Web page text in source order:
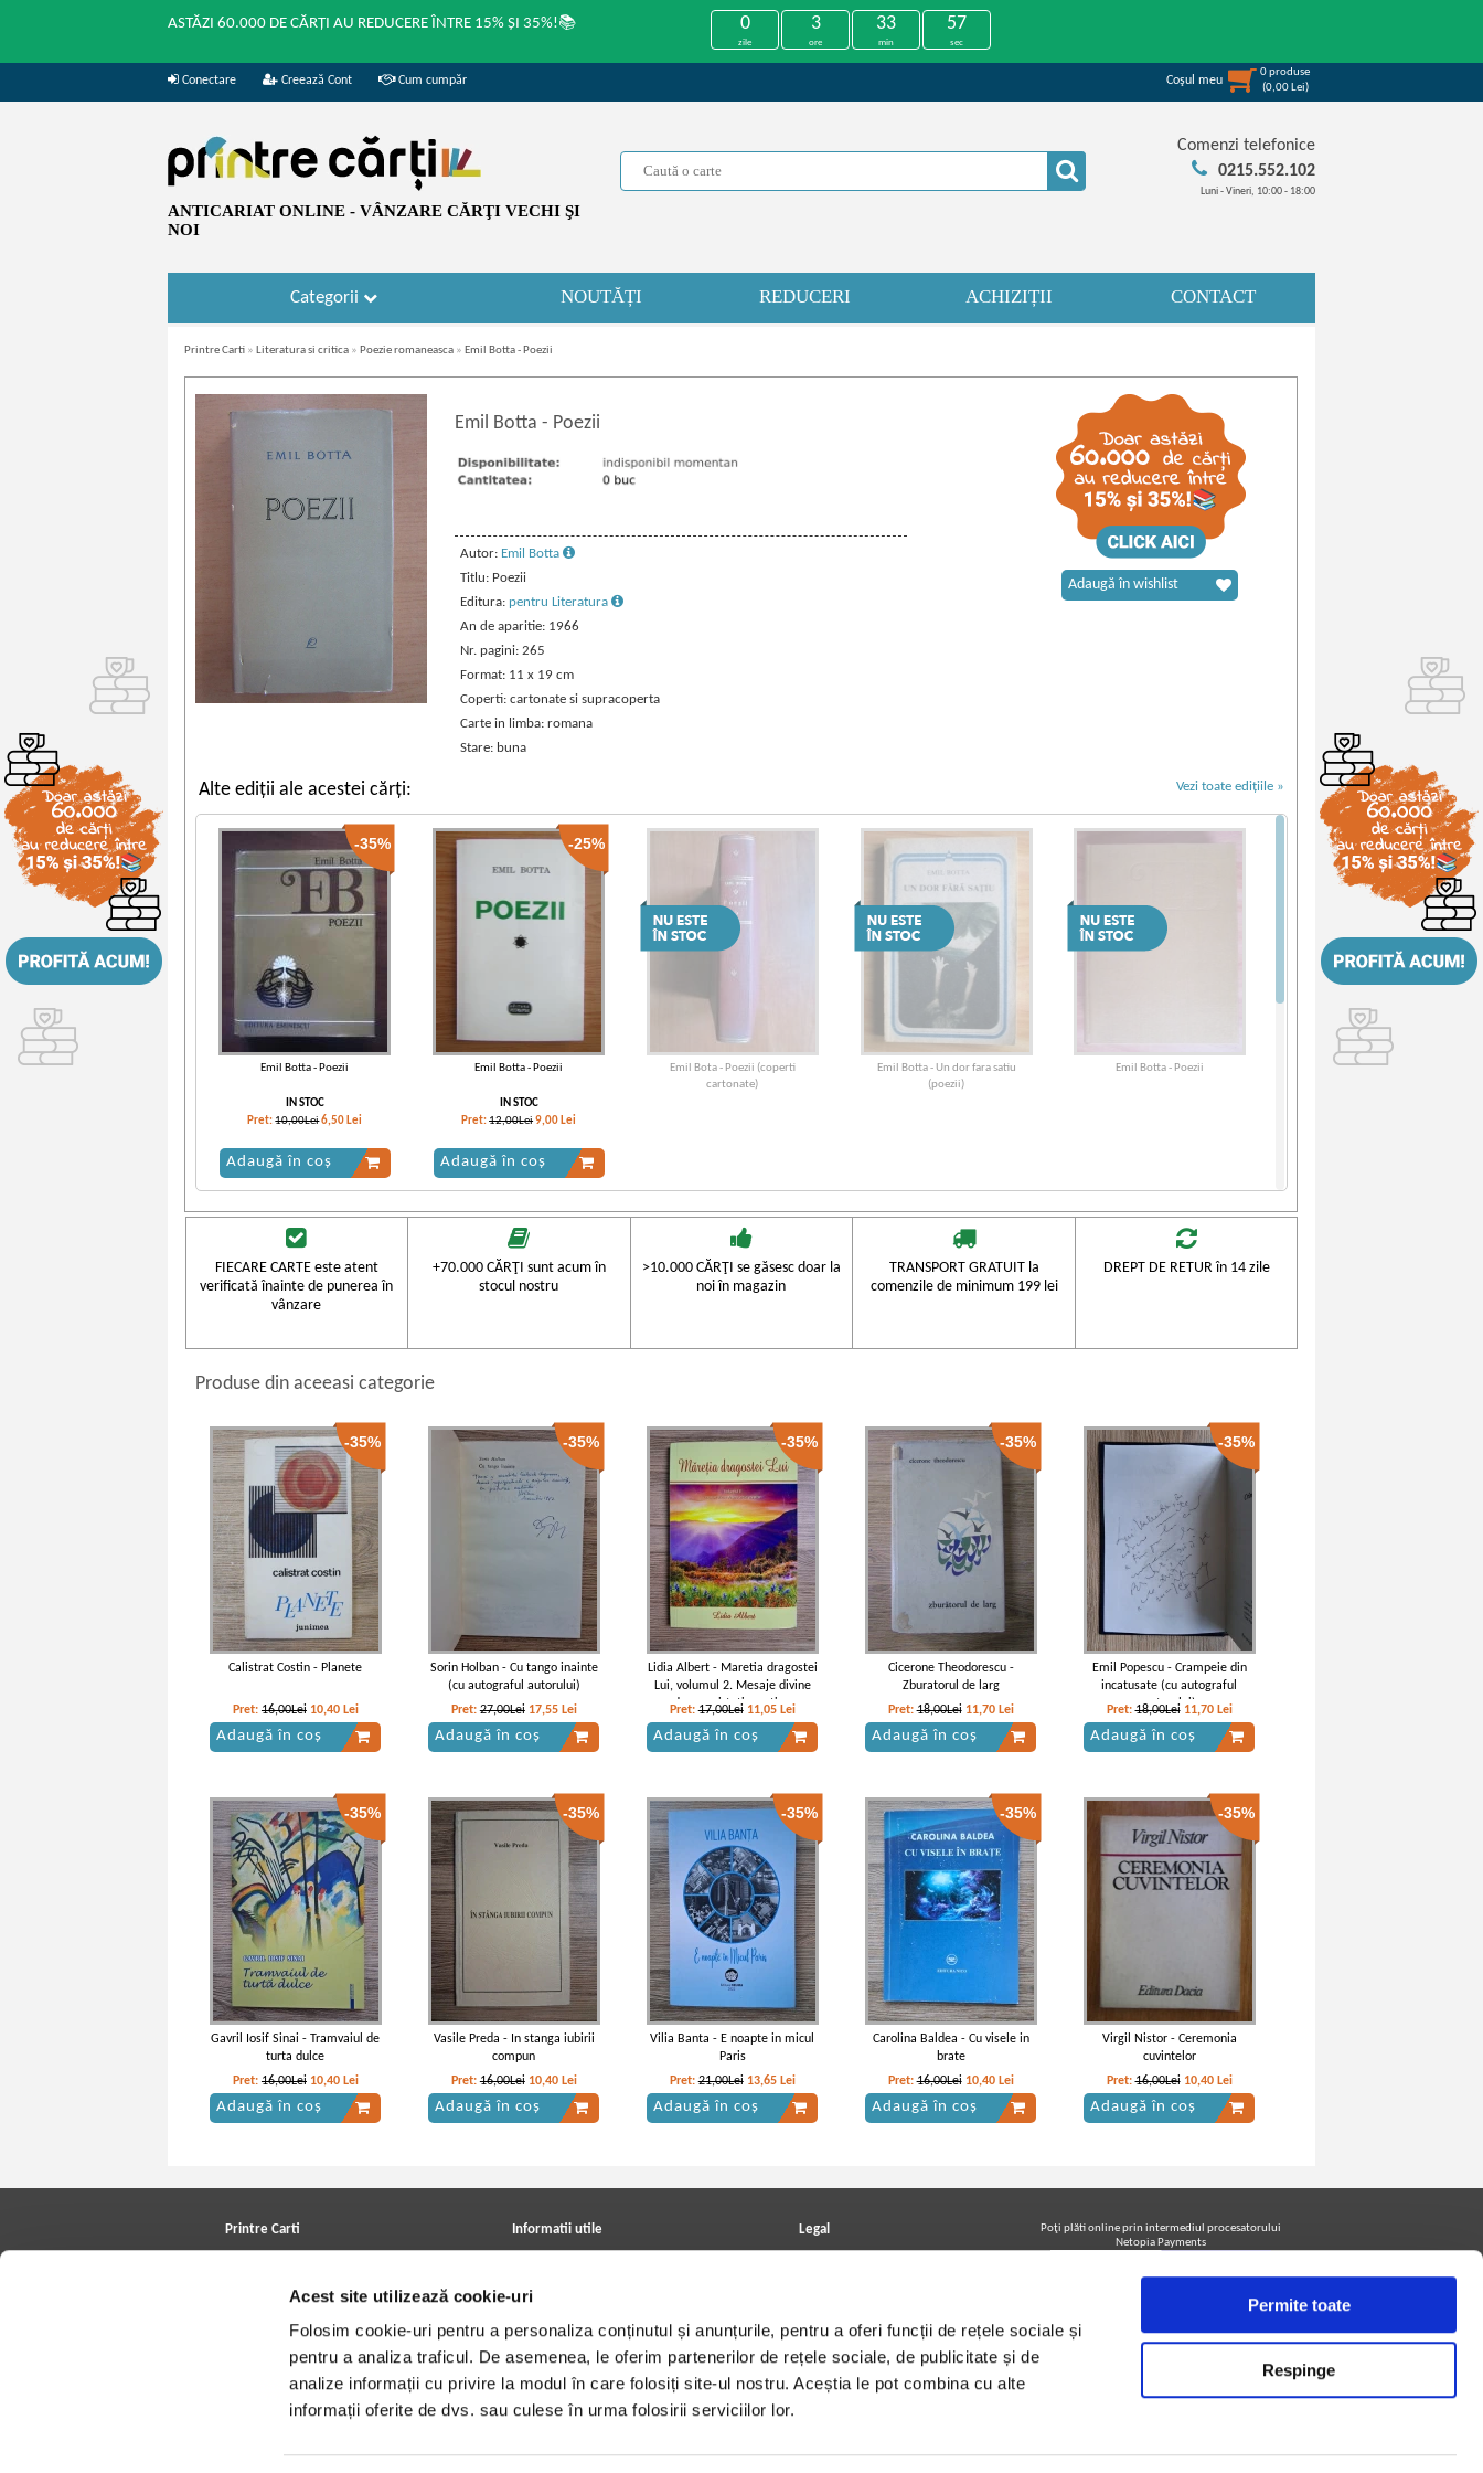
Acest site utilizează cookie-uri
Folosim cookie-uri pentru a personaliza conținutul și anunțurile, pentru a oferi funcții de rețele sociale și
pentru a analiza traficul. De asemenea, le oferim partenerilor de rețele sociale, de publicitate și de
analize informații cu privire la modul în care folosiți site-ul nostru. Aceștia le pot combina cu alte
informații oferite de dvs. sau culese în urma folosirii serviciilor lor.
Permite toate
Respinge
ASTĂZI 60.000 DE CĂRȚI AU REDUCERE ÎNTRE 15% ȘI 35%!📚 0
zile
3
ore
33
min
56
sec
Conectare Creează Cont Cum cumpăr Coşul meu
0produse
(0,00 Lei)
ANTICARIAT ONLINE - VÂNZARE CĂRŢI VECHI ŞI
NOI
Comenzi telefonice
0215.552.102
Luni - Vineri, 10:00 - 18:00
Categorii NOUTĂȚI REDUCERI ACHIZIȚII CONTACT
Printre Carti » Literatura si critica » Poezie romaneasca » Emil Botta - Poezii
Emil Botta - Poezii
Autor: Emil Botta
Titlu: Poezii
Editura: pentru Literatura
An de aparitie: 1966
Nr. pagini: 265
Format: 11 x 19 cm
Coperti: cartonate si supracoperta
Carte in limba: romana
Stare: buna
Adaugă în wishlist
Alte ediții ale acestei cărți: Vezi toate edițiile »
-35%
Emil Botta - Poezii
IN STOC
Pret:10,00Lei6,50 Lei
Adaugă în coș
-25%
Emil Botta - Poezii
IN STOC
Pret:12,00Lei9,00 Lei
Adaugă în coș
Emil Bota - Poezii (coperti
cartonate)
Emil Botta - Un dor fara satiu
(poezii)
Emil Botta - Poezii
Emil Botta - Poezii
FIECARE CARTE este atent
verificată înainte de punerea în
vânzare
+70.000 CĂRŢI sunt acum în
stocul nostru
>10.000 CĂRŢI se găsesc doar la
noi în magazin
TRANSPORT GRATUIT la
comenzile de minimum 199 lei
DREPT DE RETUR în 14 zile
Produse din aceeasi categorie
-35%
Calistrat Costin - Planete
Pret: 16,00Lei 10,40 Lei
Adaugă în coș
-35%
Sorin Holban - Cu tango inainte
(cu autograful autorului)
Pret:27,00Lei 17,55 Lei
Adaugă în coș
-35%
Lidia Albert - Maretia dragostei
Lui, volumul 2. Mesaje divine
despre virtuti crestine
Pret:17,00Lei 11,05 Lei
Adaugă în coș
-35%
Cicerone Theodorescu -
Zburatorul de larg
Pret:18,00Lei 11,70 Lei
Adaugă în coș
-35%
Emil Popescu - Crampeie din
incatusate (cu autograful
autorului)
Pret:18,00Lei 11,70 Lei
Adaugă în coș
-35%
Gavril Iosif Sinai - Tramvaiul de
turta dulce
Pret: 16,00Lei 10,40 Lei
Adaugă în coș
-35%
Vasile Preda - In stanga iubirii
compun
Pret:16,00Lei 10,40 Lei
Adaugă în coș
-35%
Vilia Banta - E noapte in micul
Paris
Pret:21,00Lei 13,65 Lei
Adaugă în coș
-35%
Carolina Baldea - Cu visele in
brate
Pret:16,00Lei 10,40 Lei
Adaugă în coș
-35%
Virgil Nistor - Ceremonia
cuvintelor
Pret:16,00Lei 10,40 Lei
Adaugă în coș
Printre Carti
Cele mai căutate cărți
Blog Printre Carti
Cărţi sub 5 lei
Cărţi sub 8 lei
Case de discuri
Informatii utile
Contact
Politica de livrare
Angajari - Cariere
Legal
Utilizare cookie-uri
Poţi plăti online prin intermediul procesatorului
Netopia Payments
Urmăreşte-ne pe facebook pentru a fi la curent cu
promoţiile PrintreCarti.ro